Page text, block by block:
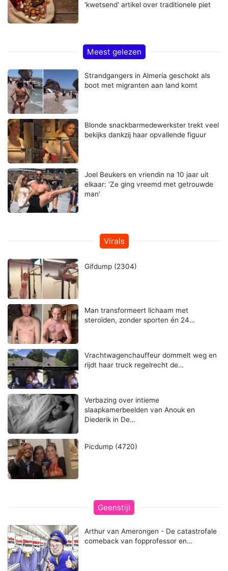
'kwetsend' artikel over traditionele piet
Meest gelezen
Strandgangers in Almería geschokt als
boot met migranten aan land komt
Blonde snackbarmedewerkster trekt veel
bekijks dankzij haar opvallende figuur
Joel Beukers en vriendin na 10 jaar uit
elkaar: ‘Ze ging vreemd met getrouwde
man’
Virals
Gifdump (2304)
Man transformeert lichaam met
steroïden, zonder sporten én 24…
Vrachtwagenchauffeur dommelt weg en
rijdt haar truck regelrecht de…
Verbazing over intieme
slaapkamerbeelden van Anouk en
Diederik in De…
Picdump (4720)
Geenstijl
Arthur van Amerongen - De catastrofale
comeback van fopprofessor en…